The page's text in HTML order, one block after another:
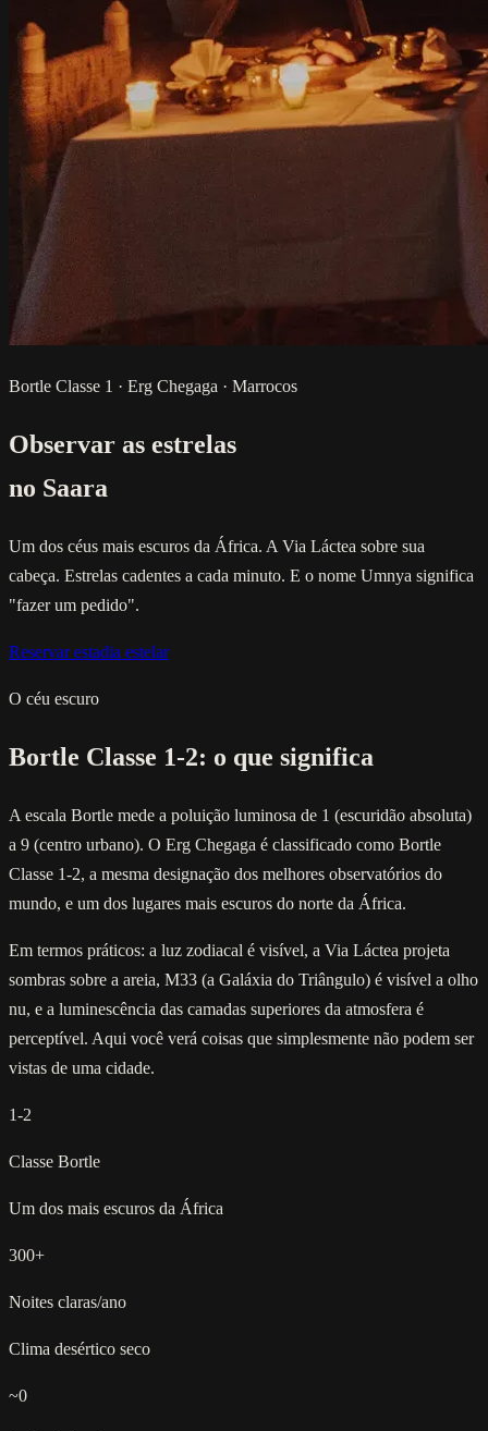
Bortle Classe 1 · Erg Chegaga · Marrocos
Observar as estrelas
no Saara
Um dos céus mais escuros da África. A Via Láctea sobre sua
cabeça. Estrelas cadentes a cada minuto. E o nome Umnya significa
"fazer um pedido".
Reservar estadia estelar
O céu escuro
Bortle Classe 1-2: o que significa
A escala Bortle mede a poluição luminosa de 1 (escuridão absoluta)
a 9 (centro urbano). O Erg Chegaga é classificado como Bortle
Classe 1-2, a mesma designação dos melhores observatórios do
mundo, e um dos lugares mais escuros do norte da África.
Em termos práticos: a luz zodiacal é visível, a Via Láctea projeta
sombras sobre a areia, M33 (a Galáxia do Triângulo) é visível a olho
nu, e a luminescência das camadas superiores da atmosfera é
perceptível. Aqui você verá coisas que simplesmente não podem ser
vistas de uma cidade.
1-2
Classe Bortle
Um dos mais escuros da África
300+
Noites claras/ano
Clima desértico seco
~0